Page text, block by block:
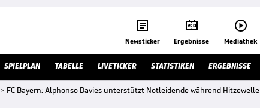

Newsticker

Ergebnisse

Mediathek
SPIELPLAN TABELLE LIVETICKER STATISTIKEN ERGEBNISSE
> FC Bayern: Alphonso Davies unterstützt Notleidende während Hitzewelle